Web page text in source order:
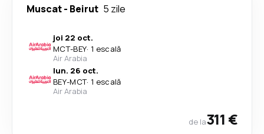
Muscat- Beirut 5 zile
joi 22 oct.
MCT-BEY· 1 escală
Air Arabia
lun. 26 oct.
BEY-MCT· 1 escală
Air Arabia
de la311 €